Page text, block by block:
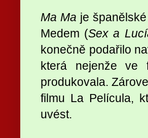
Ma Ma je
Medem (Sex a
konečně podařilo
která nejenže ve
produkovala.
filmu La Película,
uvést.